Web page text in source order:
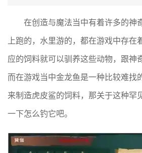
在创造与魔法当中有着许多的神
上跑的，水里游的，都在游戏中存在
应的饲料就可以驯养这些动物，跟神
而在游戏当中金龙鱼是一种比较难找
来制造虎皮鲨的饲料，那关于这种罕
一下怎么钓它吧。